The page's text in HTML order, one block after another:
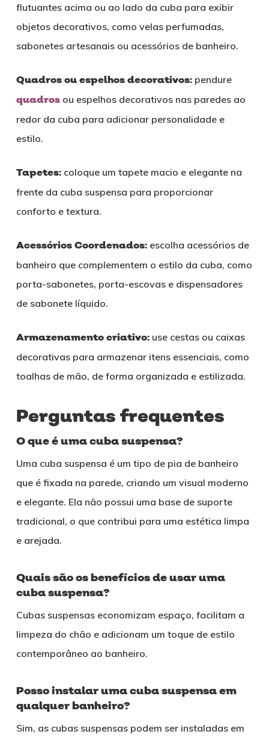
flutuantes acima ou ao lado da cuba para exibir
objetos decorativos, como velas perfumadas,
sabonetes artesanais ou acessórios de banheiro.
Quadros ou espelhos decorativos:pendure
quadrosou espelhos decorativos nas paredes ao
redor da cuba para adicionar personalidade e
estilo.
Tapetes:coloque um tapete macio e elegante na
frente da cuba suspensa para proporcionar
conforto e textura.
Acessórios Coordenados:escolha acessórios de
banheiro que complementem o estilo da cuba, como
porta-sabonetes, porta-escovas e dispensadores
de sabonete líquido.
Armazenamento criativo:use cestas ou caixas
decorativas para armazenar itens essenciais, como
toalhas de mão, de forma organizada e estilizada.
Perguntas frequentes
O que é uma cuba suspensa?
Uma cuba suspensa é um tipo de pia de banheiro
que é fixada na parede, criando um visual moderno
e elegante. Ela não possui uma base de suporte
tradicional, o que contribui para uma estética limpa
e arejada.
Quais são os benefícios de usar uma
cuba suspensa?
Cubas suspensas economizam espaço, facilitam a
limpeza do chão e adicionam um toque de estilo
contemporâneo ao banheiro.
Posso instalar uma cuba suspensa em
qualquer banheiro?
Sim, as cubas suspensas podem ser instaladas em